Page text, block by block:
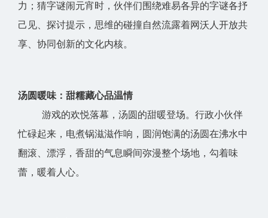
力；猜字谜闹元宵时，伙伴们围绕难易各异的字谜各抒
己见、探讨提示，思维的碰撞自然流露着网沃人开放共
享、协同创新的文化内核。
汤圆暖味：甜糯藏心品温情
游戏的欢悦落幕，汤圆的甜暖登场。行政小伙伴
忙碌起来，电煮锅滋滋作响，圆润饱满的汤圆在沸水中
翻滚、漂浮，香甜的气息瞬间弥漫整个场地，勾着味
蕾，暖着人心。